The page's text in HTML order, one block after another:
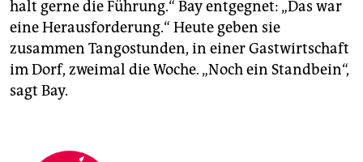
halt gerne die Führung.“ Bay entgegnet: „Das war
eine Herausforderung.“ Heute geben sie
zusammen Tangostunden, in einer Gastwirtschaft
im Dorf, zweimal die Woche. „Noch ein Standbein“,
sagt Bay.